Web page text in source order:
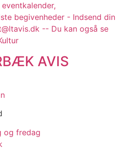
begivenheder - Indsend din
-- Du kan også se
AVIS
og fredag